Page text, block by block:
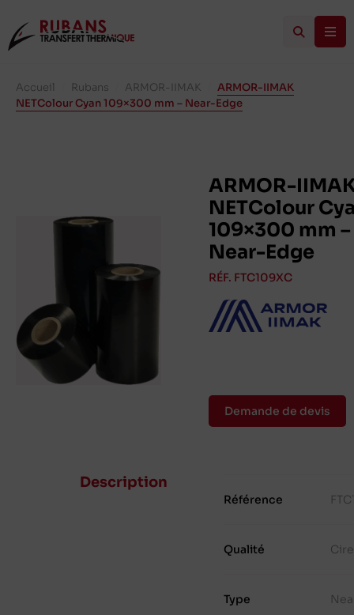
Accueil Rubans ARMOR-IIMAK
ARMOR-IIMAK
NETColour Cyan 109×300 mm – Near-Edge
ARMOR-
NETColour
109×300 mm –
Near-Edge
RÉF. FTC109XC
Demande de devis
Description
Référence
Qualité
Type